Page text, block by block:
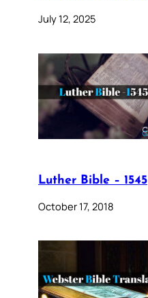
July 12, 2025
Luther Bible – 1545
October 17, 2018